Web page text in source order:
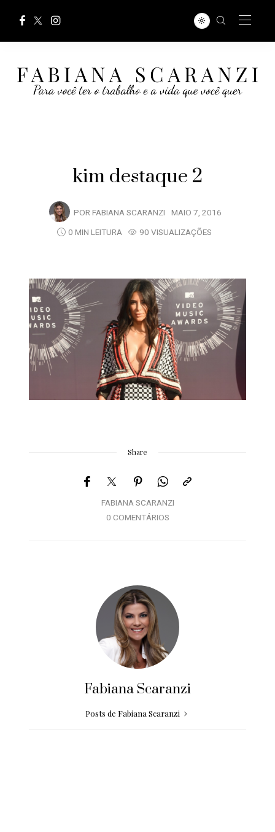
kim destaque 2
POR FABIANA SCARANZI MAIO 7, 2016
0 MIN LEITURA
90 VISUALIZAÇÕES
Share
FABIANA SCARANZI
0 COMENTÁRIOS
Fabiana Scaranzi
Posts de Fabiana Scaranzi